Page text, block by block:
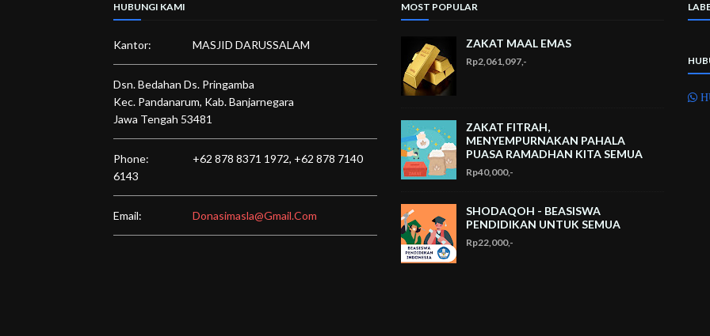
HUBUNGI KAMI
Kantor: MASJID DARUSSALAM
Dsn. Bedahan Ds. Pringamba
Kec. Pandanarum, Kab. Banjarnegara
Jawa Tengah 53481
Phone: +62 878 8371 1972, +62 878 7140
6143
Email: Donasimasla@gmail.com
MOST POPULAR
ZAKAT MAAL EMAS
Rp2,061,097,-
ZAKAT FITRAH,
MENYEMPURNAKAN PAHALA
PUASA RAMADHAN KITA SEMUA
Rp40,000,-
SHODAQOH - BEASISWA
PENDIDIKAN UNTUK SEMUA
Rp22,000,-